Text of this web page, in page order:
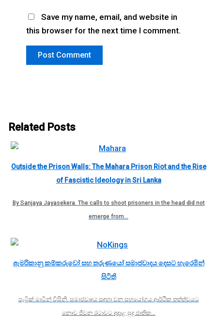
Save my name, email, and website in
this browser for the next time I comment.
Related Posts
Outside the Prison Walls: The Mahara Prison Riot and the Rise
of Fascistic Ideology in Sri Lanka
By Sanjaya Jayasekera. The calls to shoot prisoners in the head did not
emerge from…
ඇමරිකානු කම්කරුවෝ සහ තරුණයෝ සමාජවාදය දෙසට හැරෙමින්
සිටිති
පැට්‍රික් මාටින් විසිනි. සමාජවාදය සඳහා වන සහයෝගය ආර්ථික තත්ත්වයට
නොව ජීවන රටාවට අදාළ සුදු ජාතික…